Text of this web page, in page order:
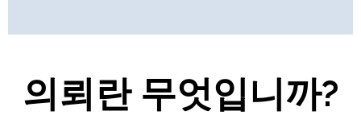
의뢰란 무엇입니까?